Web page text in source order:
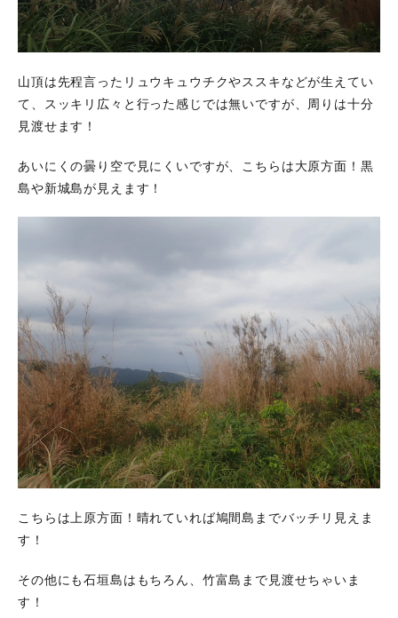
山頂は先程言ったリュウキュウチクやススキなどが生えてい
て、スッキリ広々と行った感じでは無いですが、周りは十分
見渡せます！
あいにくの曇り空で見にくいですが、こちらは大原方面！黒
島や新城島が見えます！
こちらは上原方面！晴れていれば鳩間島までバッチリ見えま
す！
その他にも石垣島はもちろん、竹富島まで見渡せちゃいま
す！